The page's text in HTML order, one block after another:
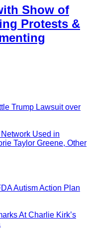
Show of
Protests &
Trump Lawsuit over
Used in
Taylor Greene, Other
Autism Action Plan
At Charlie Kirk’s